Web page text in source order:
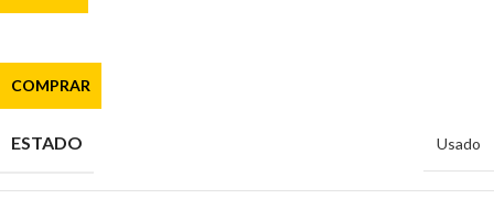
COMPRAR
ESTADO Usado